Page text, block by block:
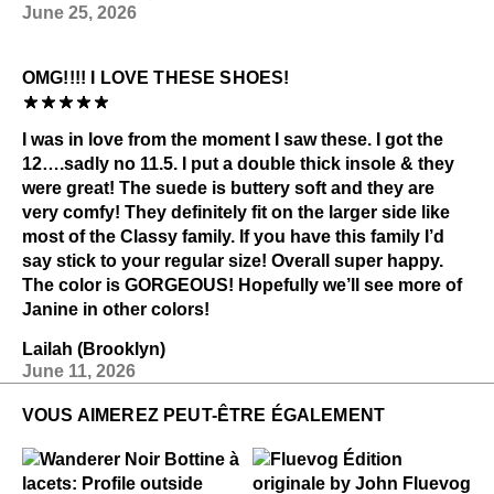
June 25, 2026
OMG!!!! I LOVE THESE SHOES!
I was in love from the moment I saw these. I got the
12….sadly no 11.5. I put a double thick insole & they
were great! The suede is buttery soft and they are
very comfy! They definitely fit on the larger side like
most of the Classy family. If you have this family I’d
say stick to your regular size! Overall super happy.
The color is GORGEOUS! Hopefully we’ll see more of
Janine in other colors!
Lailah (Brooklyn)
June 11, 2026
VOUS AIMEREZ PEUT-ÊTRE ÉGALEMENT